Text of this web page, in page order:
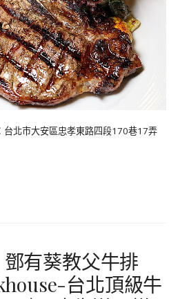
北市大安區忠孝東路四段170巷17弄
鄧有葵教父牛排
台北頂級牛